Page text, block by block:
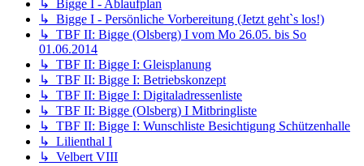
↳ Bigge I - Ablaufplan
↳ Bigge I - Persönliche Vorbereitung (Jetzt geht`s los!)
↳ TBF II: Bigge (Olsberg) I vom Mo 26.05. bis So
01.06.2014
↳ TBF II: Bigge I: Gleisplanung
↳ TBF II: Bigge I: Betriebskonzept
↳ TBF II: Bigge I: Digitaladressenliste
↳ TBF II: Bigge (Olsberg) I Mitbringliste
↳ TBF II: Bigge I: Wunschliste Besichtigung Schützenhalle
↳ Lilienthal I
↳ Velbert VIII